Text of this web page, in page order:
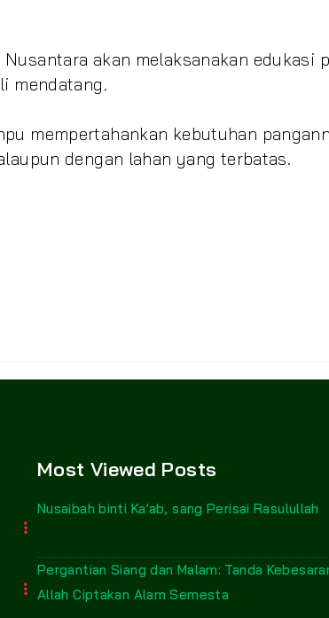
Nusantara akan melaksanakan edukasi
mendatang.
mempertahankan kebutuhan
dengan lahan yang terbatas.
Most Viewed Posts
Nusaibah binti Ka’ab, sang Perisai Rasulullah
Pergantian Siang dan Malam: Tanda
Allah Ciptakan Alam Semesta